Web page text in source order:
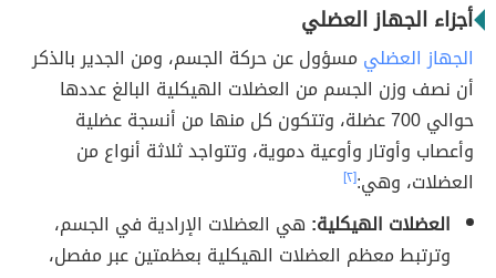
أجزاء الجهاز العضلي
الجهاز العضلي مسؤول عن حركة الجسم، ومن الجدير بالذكر
أن نصف وزن الجسم من العضلات الهيكلية البالغ عددها
حوالي 700 عضلة، وتتكون كل منها من أنسجة عضلية
وأعصاب وأوتار وأوعية دموية، وتتواجد ثلاثة أنواع من
العضلات، وهي:[٢]
العضلات الهيكلية: هي العضلات الإرادية في الجسم،
وترتبط معظم العضلات الهيكلية بعظمتين عبر مفصل،